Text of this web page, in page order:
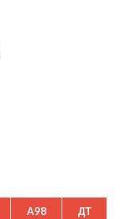
A98 ДТ